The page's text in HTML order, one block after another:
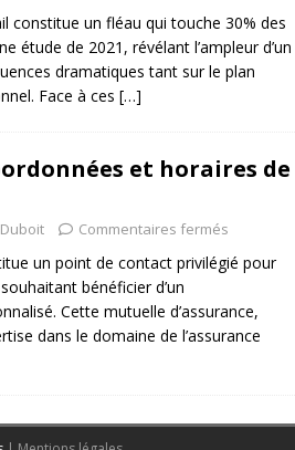
constitue un fléau qui touche 30% des
étude de 2021, révélant l’ampleur d’un
dramatiques tant sur le plan
Face à ces […]
et horaires de
Commentaires fermés
un point de contact privilégié pour
bénéficier d’un
Cette mutuelle d’assurance,
dans le domaine de l’assurance